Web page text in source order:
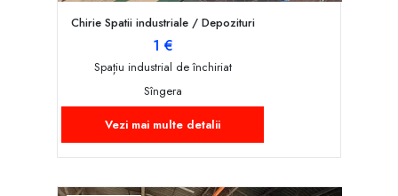
Chirie Spatii industriale / Depozituri
1 €
Spațiu industrial de închiriat
Sîngera
Vezi mai multe detalii